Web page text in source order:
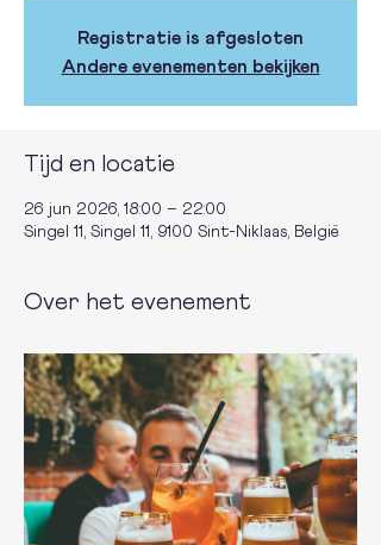
Registratie is afgesloten
Andere evenementen bekijken
Tijd en locatie
26 jun 2026, 18:00 – 22:00
Singel 11, Singel 11, 9100 Sint-Niklaas, België
Over het evenement